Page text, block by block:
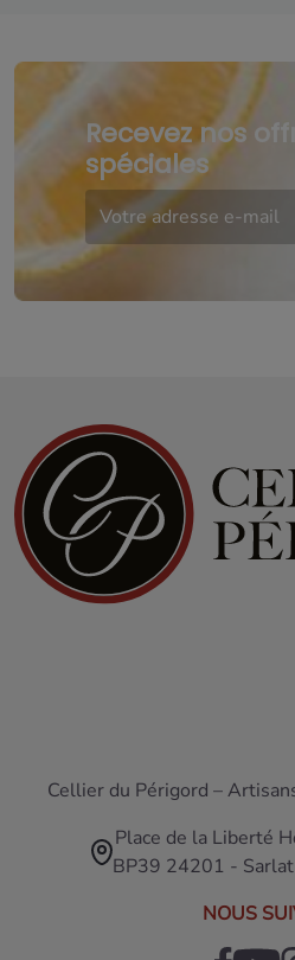
Recevez nos
spéciales
Cellier du Périgord –
Place de la Liberté
BP39 24201 - Sarlat
NOUS